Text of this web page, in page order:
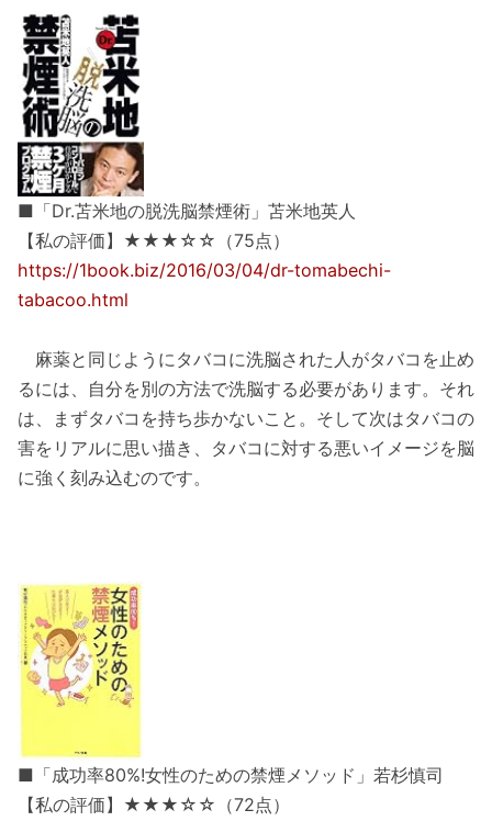
■「Dr.苫米地の脱洗脳禁煙術」苫米地英人
【私の評価】★★★☆☆（75点）
https://1book.biz/2016/03/04/dr-tomabechi-
tabacoo.html
麻薬と同じようにタバコに洗脳された人がタバコを止め
るには、自分を別の方法で洗脳する必要があります。それ
は、まずタバコを持ち歩かないこと。そして次はタバコの
害をリアルに思い描き、タバコに対する悪いイメージを脳
に強く刻み込むのです。
■「成功率80%!女性のための禁煙メソッド」若杉慎司
【私の評価】★★★☆☆（72点）